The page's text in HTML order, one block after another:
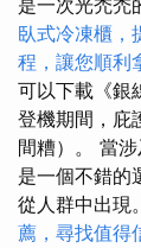
是一次光禿禿
臥式冷凍櫃，
程，讓您順利
可以下載《銀
登機期間，庇
間糟）。 當
是一個不錯的
從人群中出現
薦，尋找值得